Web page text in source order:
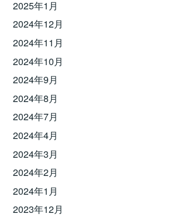
2025年1月
2024年12月
2024年11月
2024年10月
2024年9月
2024年8月
2024年7月
2024年4月
2024年3月
2024年2月
2024年1月
2023年12月